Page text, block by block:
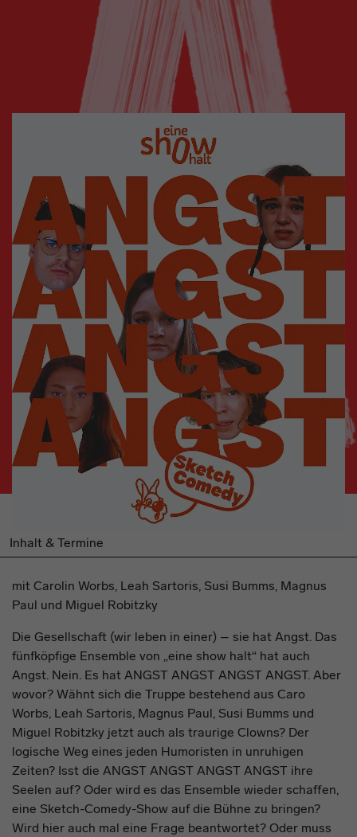
Inhalt & Termine
mit Carolin Worbs, Leah Sartoris, Susi Bumms, Magnus
Paul und Miguel Robitzky
Die Gesellschaft (wir leben in einer) – sie hat Angst. Das
fünfköpfige Ensemble von „eine show halt“ hat auch
Angst. Nein. Es hat ANGST ANGST ANGST ANGST. Aber
wovor? Wähnt sich die Truppe bestehend aus Caro
Worbs, Leah Sartoris, Magnus Paul, Susi Bumms und
Miguel Robitzky jetzt auch als traurige Clowns? Der
logische Weg eines jeden Humoristen in unruhigen
Zeiten? Isst die ANGST ANGST ANGST ANGST ihre
Seelen auf? Oder wird es das Ensemble wieder schaffen,
eine Sketch-Comedy-Show auf die Bühne zu bringen?
Wird hier auch mal eine Frage beantwortet? Oder muss